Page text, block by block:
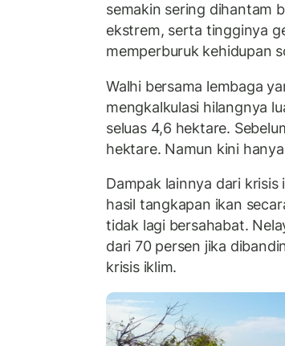
semakin sering dihantam
ekstrem, serta tingginya
memperburuk kehidupan
Walhi bersama lembaga
mengkalkulasi hilangnya
seluas 4,6 hektare.
hektare. Namun kini
Dampak lainnya dari krisis
hasil tangkapan ikan
tidak lagi bersahabat.
dari 70 persen jika
krisis iklim.